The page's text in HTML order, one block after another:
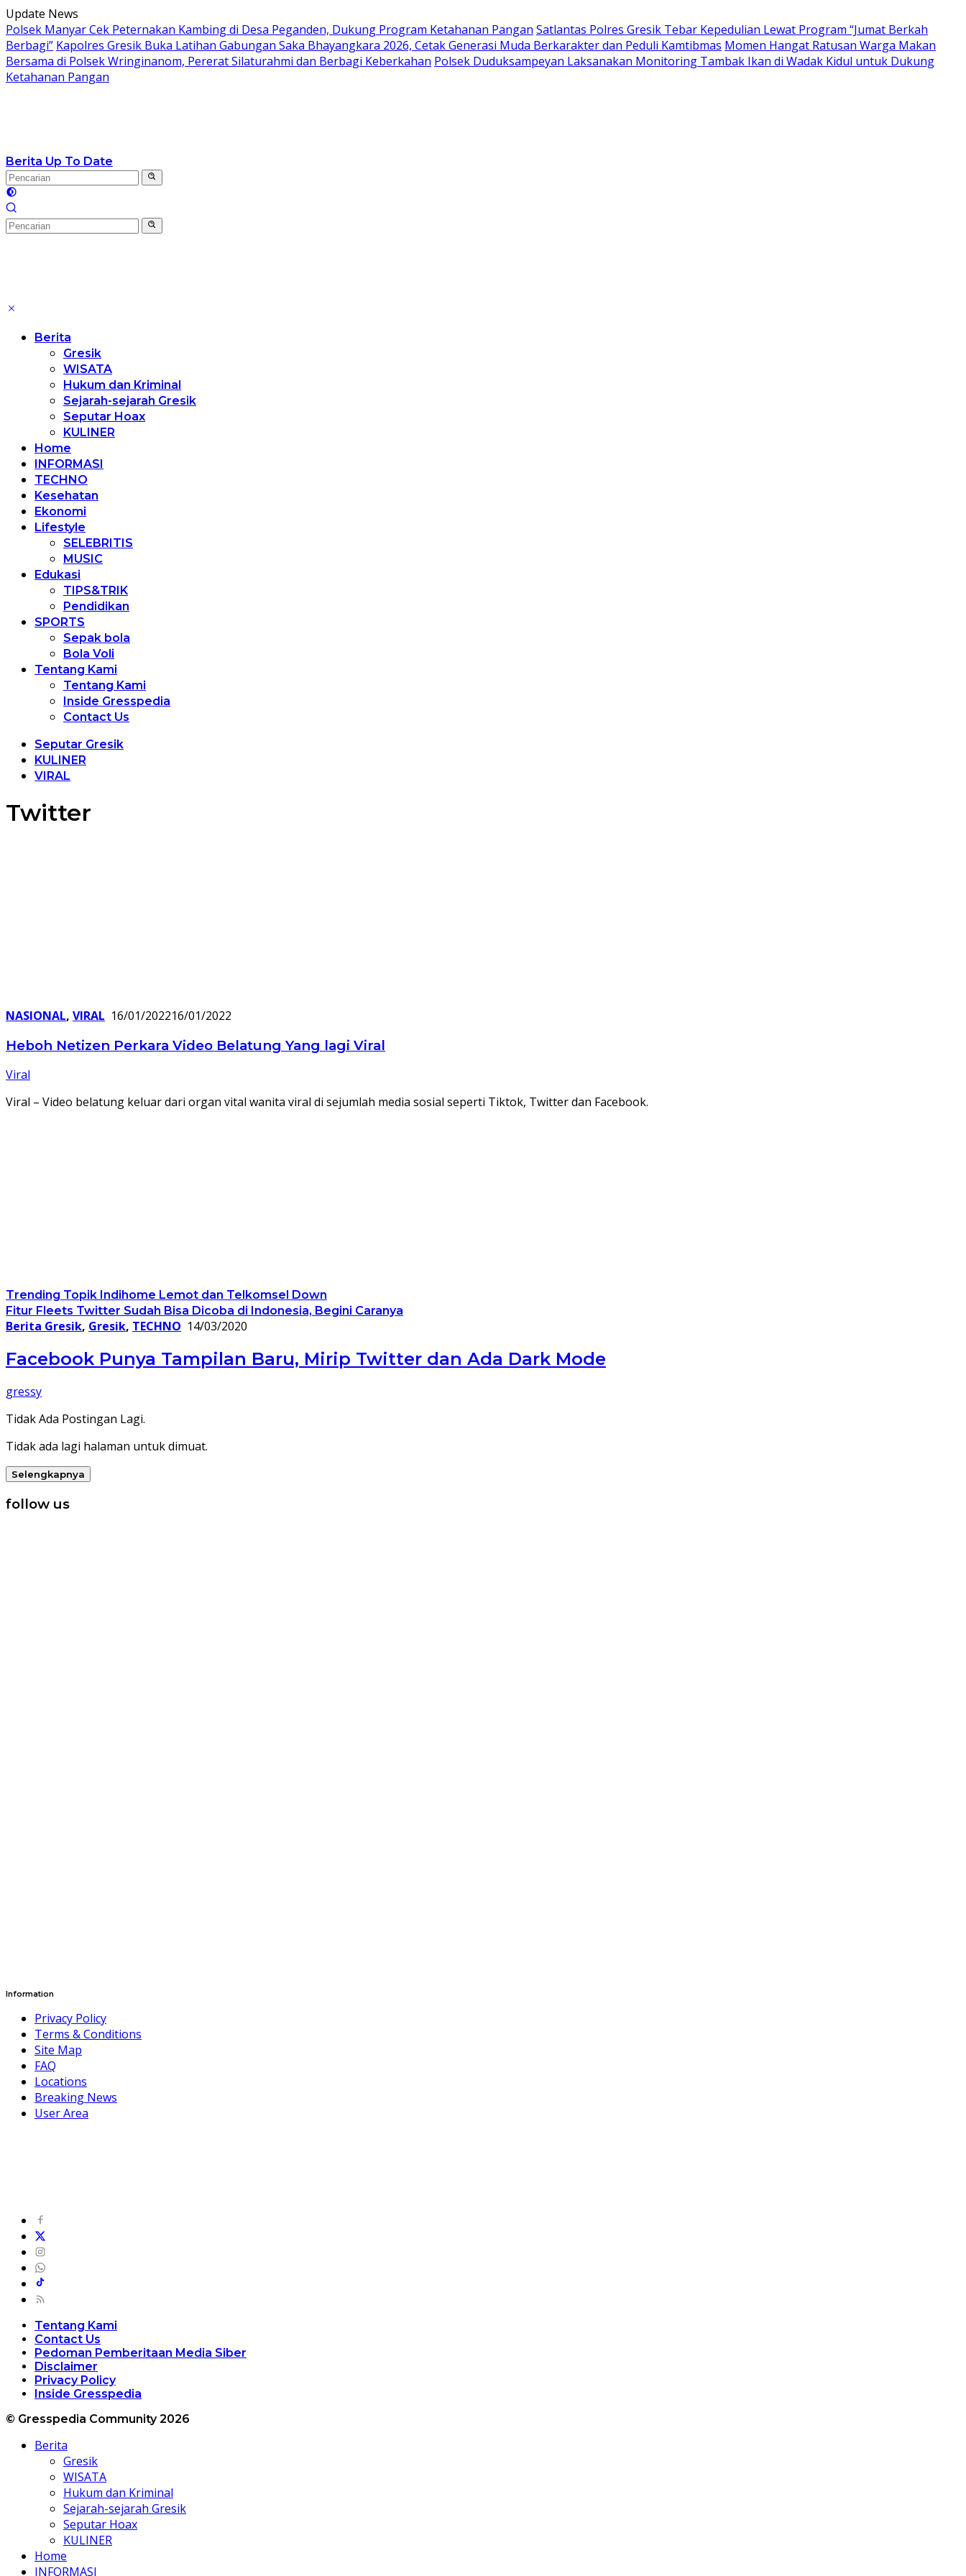
Langsung
ke
konten
Update News
Polsek Manyar Cek Peternakan Kambing di Desa Peganden, Dukung Program Ketahanan Pangan Satlantas Polres Gresik Tebar Kepedulian Lewat Program “Jumat Berkah
Berbagi” Kapolres Gresik Buka Latihan Gabungan Saka Bhayangkara 2026, Cetak Generasi Muda Berkarakter dan Peduli Kamtibmas Momen Hangat Ratusan Warga Makan
Bersama di Polsek Wringinanom, Pererat Silaturahmi dan Berbagi Keberkahan Polsek Duduksampeyan Laksanakan Monitoring Tambak Ikan di Wadak Kidul untuk Dukung
Ketahanan Pangan
Berita Up To Date
Berita
Gresik
WISATA
Hukum dan Kriminal
Sejarah-sejarah Gresik
Seputar Hoax
KULINER
Home
INFORMASI
TECHNO
Kesehatan
Ekonomi
Lifestyle
SELEBRITIS
MUSIC
Edukasi
TIPS&TRIK
Pendidikan
SPORTS
Sepak bola
Bola Voli
Tentang Kami
Tentang Kami
Inside Gresspedia
Contact Us
Seputar Gresik
KULINER
VIRAL
Twitter
NASIONAL, VIRAL 16/01/202216/01/2022
Heboh Netizen Perkara Video Belatung Yang lagi Viral
Viral
Viral – Video belatung keluar dari organ vital wanita viral di sejumlah media sosial seperti Tiktok, Twitter dan Facebook.
Trending Topik Indihome Lemot dan Telkomsel Down
Fitur Fleets Twitter Sudah Bisa Dicoba di Indonesia, Begini Caranya
Berita Gresik, Gresik, TECHNO 14/03/2020
Facebook Punya Tampilan Baru, Mirip Twitter dan Ada Dark Mode
gressy
Tidak Ada Postingan Lagi.
Tidak ada lagi halaman untuk dimuat.
Selengkapnya
follow us
Information
Privacy Policy
Terms & Conditions
Site Map
FAQ
Locations
Breaking News
User Area
Tentang Kami
Contact Us
Pedoman Pemberitaan Media Siber
Disclaimer
Privacy Policy
Inside Gresspedia
© Gresspedia Community 2026
Berita
Gresik
WISATA
Hukum dan Kriminal
Sejarah-sejarah Gresik
Seputar Hoax
KULINER
Home
INFORMASI